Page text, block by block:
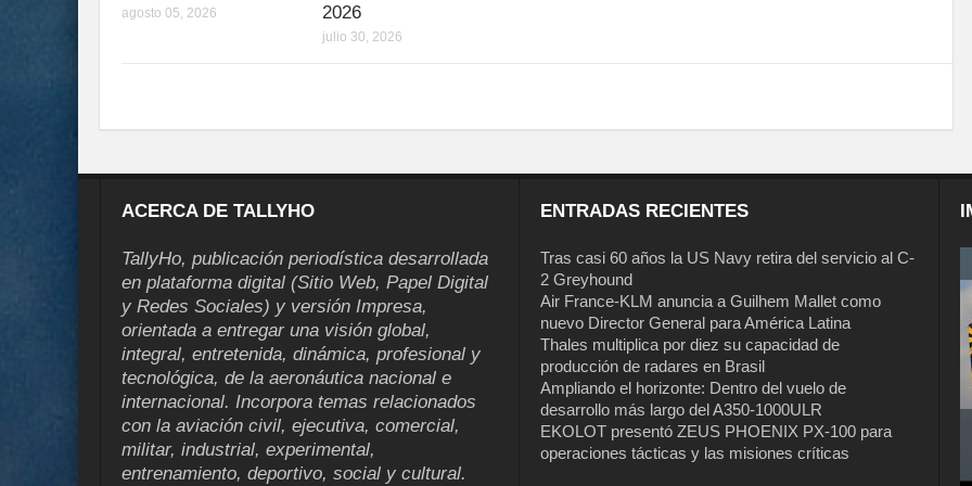
agosto 05, 2026
2026
julio 30, 2026
ACERCA DE TALLYHO
TallyHo, publicación periodística desarrollada
en plataforma digital (Sitio Web, Papel Digital
y Redes Sociales) y versión Impresa,
orientada a entregar una visión global,
integral, entretenida, dinámica, profesional y
tecnológica, de la aeronáutica nacional e
internacional. Incorpora temas relacionados
con la aviación civil, ejecutiva, comercial,
militar, industrial, experimental,
entrenamiento, deportivo, social y cultural.
ENTRADAS RECIENTES
Tras casi 60 años la US Navy retira del servicio al C-
2 Greyhound
Air France-KLM anuncia a Guilhem Mallet como
nuevo Director General para América Latina
Thales multiplica por diez su capacidad de
producción de radares en Brasil
Ampliando el horizonte: Dentro del vuelo de
desarrollo más largo del A350-1000ULR
EKOLOT presentó ZEUS PHOENIX PX-100 para
operaciones tácticas y las misiones críticas
Tras casi 60 años la US Navy retira del
servicio al C-2 Greyhound